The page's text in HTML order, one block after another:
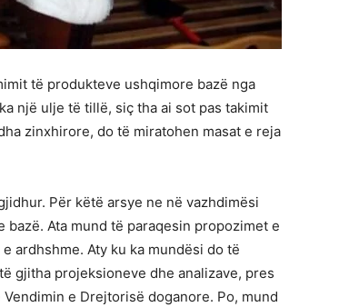
të produkteve ushqimore bazë nga
një ulje të tillë, siç tha ai sot pas takimit
zinxhirore, do të miratohen masat e reja
Për këtë arsye ne në vazhdimësi
Ata mund të paraqesin propozimet e
ardhshme. Aty ku ka mundësi do të
gjitha projeksioneve dhe analizave, pres
e Drejtorisë doganore. Po, mund